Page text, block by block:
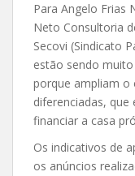
Para Angelo Frias
Neto Consultoria
Secovi (Sindicato
estão sendo
porque ampliam o
diferenciadas,
financiar a casa
Os indicativos de
os anúncios